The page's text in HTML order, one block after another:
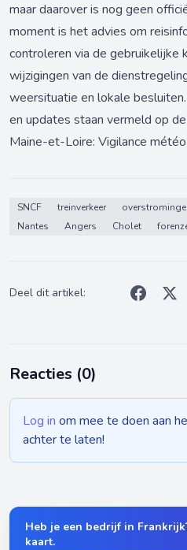
maar daarover is nog geen
moment is het advies om
controleren via de gebruikelijke
wijzigingen van de
weersituatie en lokale
en updates staan vermeld op
Maine-et-Loire: Vigilance
SNCF treinverkeer
Nantes
Angers Cholet
Deel dit artikel:
Reacties (0)
Log in om mee te doen aan
achter te laten!
Heb je een bedrijf in
kaart.